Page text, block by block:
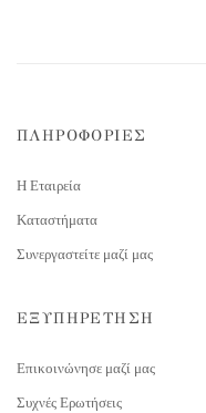
ΠΛΗΡΟΦΟΡΙΕΣ
Η Εταιρεία
Καταστήματα
Συνεργαστείτε μαζί μας
ΕΞΥΠΗΡΕΤΗΣΗ
Επικοινώνησε μαζί μας
Συχνές Ερωτήσεις